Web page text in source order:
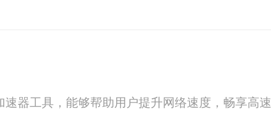
器工具，能够帮助用户提升网络速度，畅享高